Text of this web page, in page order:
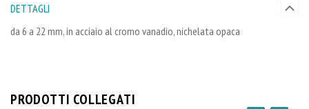
6B01000031
6B01000032
CHIAVE COMBINATA CR-VA MM.22
DETTAGLI
da 6 a 22 mm, in acciaio al cromo vanadio, nichelata opaca
PRODOTTI COLLEGATI